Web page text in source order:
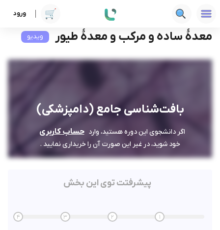
ورود دوره ها علوم پزشکی بافت‌شناسی جامع (دامپزشکی) معدۀ ساده و مرکب و معدۀ طیور
معدۀ ساده و مرکب و معدۀ طیور ویدیو
بافت‌شناسی جامع (دامپزشکی)
اگر دانشجوی این دوره هستید، وارد حساب کاربری
خود شوید، در غیر این صورت آن را خریداری نمایید .
پیشرفتت توی این بخش
1
2
3
4